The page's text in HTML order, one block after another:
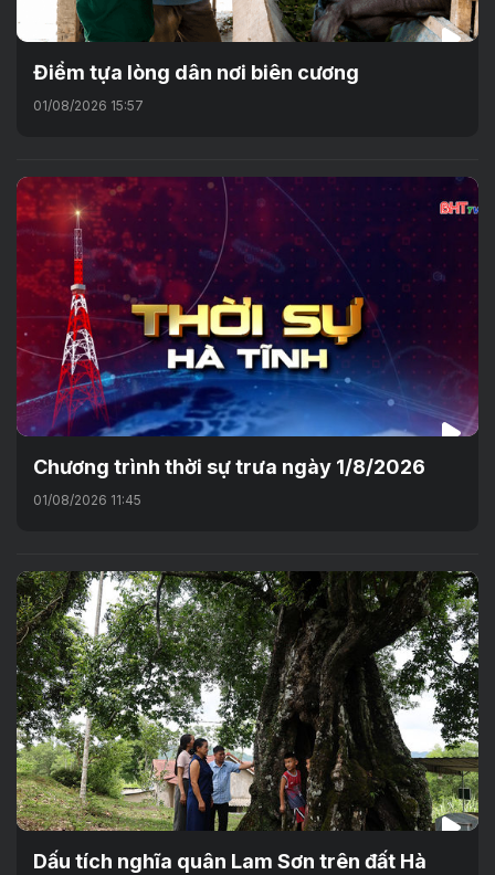
Điểm tựa lòng dân nơi biên cương
01/08/2026 15:57
Chương trình thời sự trưa ngày 1/8/2026
01/08/2026 11:45
Dấu tích nghĩa quân Lam Sơn trên đất Hà